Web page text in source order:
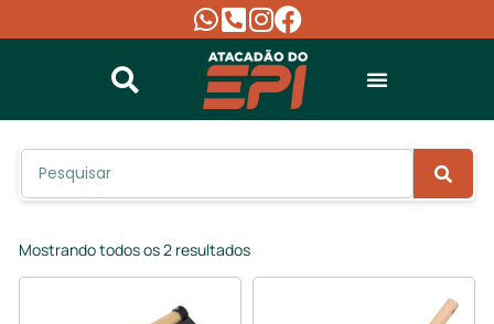
Mostrando todos os 2 resultados